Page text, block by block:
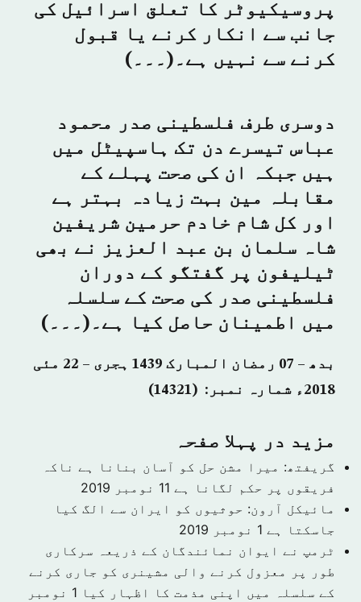
پروسیکیوٹر کا تعلق اسرائیل کی
جانب سے انکار کرنے یا قبول
کرنے سے نہیں ہے۔(۔۔۔)
دوسری طرف فلسطینی صدر محمود
عباس تیسرے دن تک ہاسپیٹل میں
ہیں جبکہ ان کی صحت پہلے کے
مقابلہ مین بہت زیادہ بہتر ہے
اور کل شام خادم حرمین شریفین
شاہ سلمان بن عبد العزیز نے بھی
ٹیلیفون پر گفتگو کے دوران
فلسطینی صدر کی صحت کے سلسلہ
میں اطمینان حاصل کیا ہے۔(۔۔۔)
بدھ – 07 رمضان المبارک 1439 ہجری – 22 مئی
2018ء شمارہ نمبر: (14321)
مزید در پہلا صفحہ
گریفتھ: میرا مشن حل کو آسان بنانا ہے ناکہ
فریقوں پر حکم لگانا ہے 11 نومبر 2019
مائیکل آرون: حوثیوں کو ایران سے الگ کیا
جاسکتا ہے 1 نومبر 2019
ٹرمپ نے ایوان نمائندگان کے ذریعہ سرکاری
طور پر معزول کرنے والی مشینری کو جاری کرنے
کے سلسلہ میں اپنی مذمت کا اظہار کیا
1 نومبر